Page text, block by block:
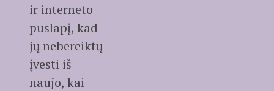
ir interneto
puslapį, kad
jų nebereiktų
įvesti iš
naujo, kai